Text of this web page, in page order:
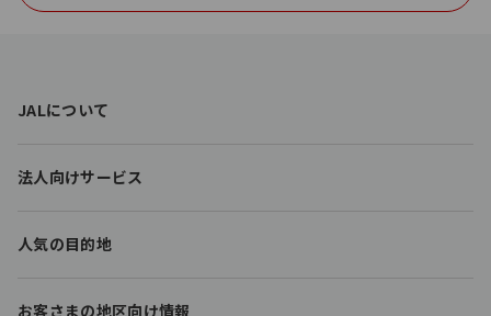
o
e
i
JALについて
法人向けサービス
人気の目的地
お客さまの地区向け情報